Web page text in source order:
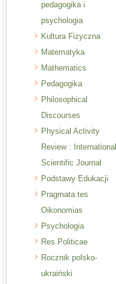
pedagogika i
psychologia
Kultura Fizyczna
Matematyka
Mathematics
Pedagogika
Philosophical
Discourses
Physical Activity
Review : International
Scientific Journal
Podstawy Edukacji
Pragmata tes
Oikonomias
Psychologia
Res Politicae
Rocznik polsko-
ukraiński